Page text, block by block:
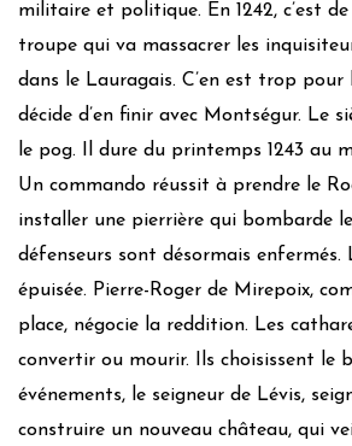
militaire et politique. En 1242, c’est
troupe qui va massacrer les
dans le Lauragais. C’en est trop pour
décide d’en finir avec Montségur. Le
le pog. Il dure du printemps 1243 au
Un commando réussit à prendre le
installer une pierrière qui bombarde
défenseurs sont désormais enfermés.
épuisée. Pierre-Roger de Mirepoix,
place, négocie la reddition. Les
convertir ou mourir. Ils choisissent le
événements, le seigneur de Lévis,
construire un nouveau château, qui